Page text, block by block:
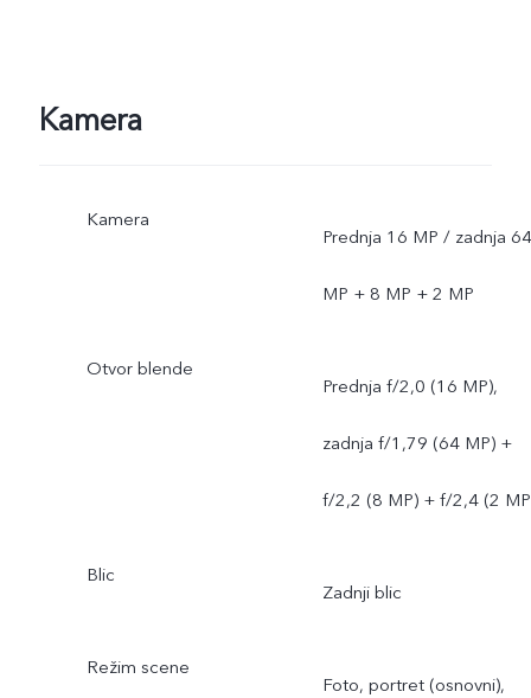
Kamera
Kamera
Prednja 16 MP / zadnja 64
MP + 8 MP + 2 MP
Otvor blende
Prednja f/2,0 (16 MP),
zadnja f/1,79 (64 MP) +
f/2,2 (8 MP) + f/2,4 (2
Blic
Zadnji blic
Režim scene
Foto, portret (osnovni),